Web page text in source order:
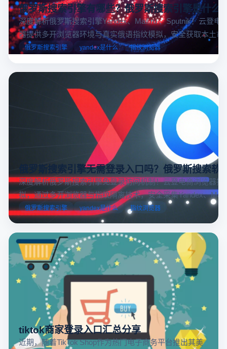
俄罗斯搜索引擎有哪些？俄罗斯搜索引擎是什么
深度解析俄罗斯搜索引擎Yandex、Mail.ru 、Sputnik！云登电
器提供多开浏览器环境与真实俄语指纹模拟，安全获取本土市
据，助力跨境电商精准决策。
俄罗斯搜索引擎 yandex是什么 指纹浏览器
俄罗斯搜索引擎无需登录入口吗？俄罗斯搜索软
深度解析俄罗斯搜索引擎免登录访问机制！云登电商浏览器
拟，通过多开浏览器与指纹隔离技术，安全采集Yandex、
跨境电商本土化运营。
俄罗斯搜索引擎 yandex是什么 指纹浏览器
tiktok商家登录入口汇总分享
近期，随着TikTok Shop作为热门电子商务平台推出其美